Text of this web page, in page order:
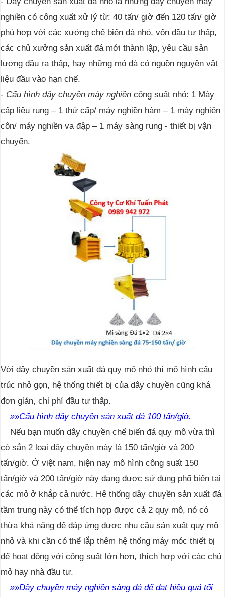
nghiền có công xuất xử lý từ: 40 tấn/ giờ đến 120 tấn/ giờ
phù hợp với các xưởng chế biến đá nhỏ, vốn đầu tư thấp,
các chủ xưởng sản xuất đá mới thành lập, yêu cầu sản
lượng đầu ra thấp, hay những mỏ đá có nguồn nguyên vật
liệu đầu vào hạn chế.
- Cấu hình dây chuyền máy nghiền công suất nhỏ: 1 Máy
cấp liệu rung – 1 thứ cấp/ máy nghiền hàm – 1 máy nghiên
côn/ máy nghiền va đập – 1 máy sàng rung - thiết bị vận
chuyển.
Với dây chuyền sản xuất đá quy mô nhỏ thì mô hình cấu
trúc nhỏ gọn, hệ thống thiết bị của dây chuyền cũng khá
đơn giản, chi phí đầu tư thấp.
»»Cấu hình dây chuyền sản xuất đá 100 tấn/giờ.
Nếu bạn muốn dây chuyền chế biến đá quy mô vừa thì
có sẵn 2 loại dây chuyền máy là 150 tấn/giờ và 200
tấn/giờ. Ở việt nam, hiện nay mô hình công suất 150
tấn/giờ và 200 tấn/giờ này đang được sử dụng phổ biến tại
các mỏ ở khắp cả nước. Hệ thống dây chuyền sản xuất đá
tầm trung này có thể tích hợp được cả 2 quy mô, nó có
thừa khả năng đế đáp ứng được nhu cầu sản xuất quy mô
nhỏ và khi cần có thể lắp thêm hệ thống máy móc thiết bị
để hoạt động với công suất lớn hơn, thích hợp với các chủ
mỏ hay nhà đầu tư.
»»Dây chuyền máy nghiền sàng đá để đạt hiệu quả tối